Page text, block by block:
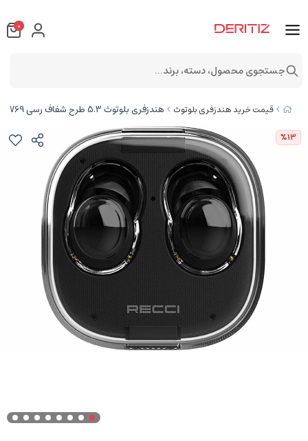
قیمت خرید هندزفری بلوتوث هندزفری بلوتوث 5.3 طرح شفاف رسی REP-W69
%13
0
جستجوی محصول، دسته، برند...